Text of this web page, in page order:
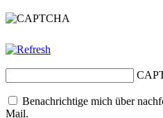
Benachrichtige mich über
Mail.